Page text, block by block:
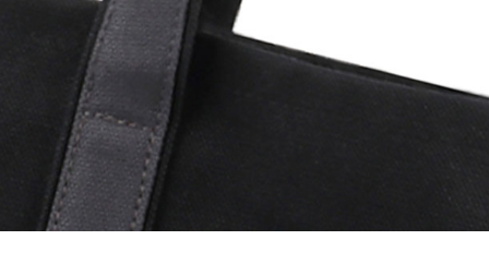
SHIRT TIE
KOBE BEEF LEATHER
ACCESSORY